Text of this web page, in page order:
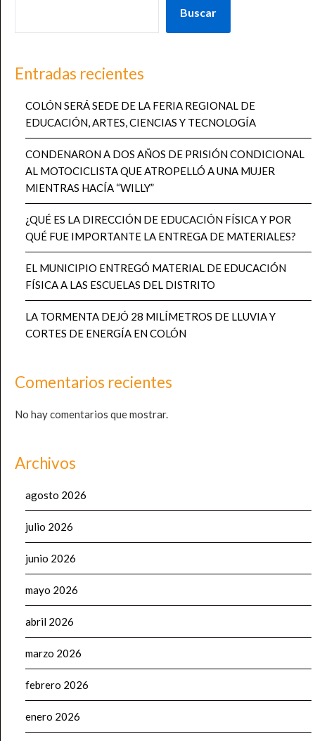
Buscar
Entradas recientes
COLÓN SERÁ SEDE DE LA FERIA REGIONAL DE
EDUCACIÓN, ARTES, CIENCIAS Y TECNOLOGÍA
CONDENARON A DOS AÑOS DE PRISIÓN CONDICIONAL
AL MOTOCICLISTA QUE ATROPELLÓ A UNA MUJER
MIENTRAS HACÍA “WILLY”
¿QUÉ ES LA DIRECCIÓN DE EDUCACIÓN FÍSICA Y POR
QUÉ FUE IMPORTANTE LA ENTREGA DE MATERIALES?
EL MUNICIPIO ENTREGÓ MATERIAL DE EDUCACIÓN
FÍSICA A LAS ESCUELAS DEL DISTRITO
LA TORMENTA DEJÓ 28 MILÍMETROS DE LLUVIA Y
CORTES DE ENERGÍA EN COLÓN
Comentarios recientes
No hay comentarios que mostrar.
Archivos
agosto 2026
julio 2026
junio 2026
mayo 2026
abril 2026
marzo 2026
febrero 2026
enero 2026